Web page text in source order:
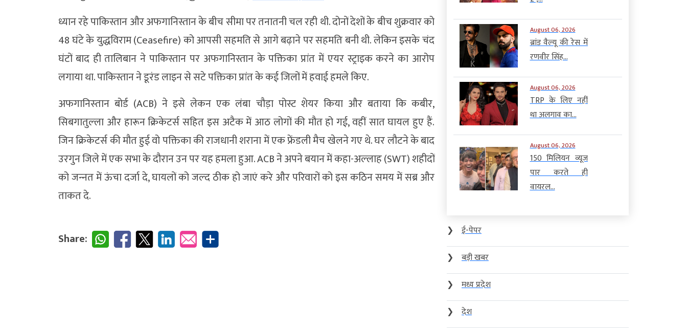
ध्यान रहे पाकिस्तान और अफगानिस्तान के बीच सीमा पर तनातनी चल रही थी. दोनों देशों के बीच शुक्रवार को
48 घंटे के युद्धविराम (Ceasefire) को आपसी सहमति से आगे बढ़ाने पर सहमति बनी थी. लेकिन इसके चंद
घंटों बाद ही तालिबान ने पाकिस्तान पर अफगानिस्तान के पक्तिका प्रांत में एयर स्ट्राइक करने का आरोप
लगाया था. पाकिस्तान ने डूरंड लाइन से सटे पक्तिका प्रांत के कई जिलों में हवाई हमले किए.
अफगानिस्‍तान बोर्ड (ACB) ने इसे लेकन एक लंबा चौड़ा पोस्ट शेयर किया और बताया कि कबीर,
सिबगातुल्‍ला और हारून क्रिकेटर्स सह‍ित इस अटैक में आठ लोगों की मौत हो गई, वहीं सात घायल हुए हैं.
जिन क्रिकेटर्स की मौत हुई वो पक्तिका की राजधानी शराना में एक फ्रेंडली मैच खेलने गए थे. घर लौटने के बाद
उरगुन जिले में एक सभा के दौरान उन पर यह हमला हुआ. ACB ने अपने बयान में कहा-अल्‍लाह (SWT) शहीदों
को जन्‍नत में ऊंचा दर्जा दे, घायलों को जल्‍द ठीक हो जाएं करे और परिवारों को इस कठिन समय में सब्र और
ताकत दे.
Share:
August 06, 2026
ब्रांड वैल्यू की रेस में
रणवीर सिंह...
August 06, 2026
TRP के लिए नहीं
था अलगाव का...
August 06, 2026
150 मिलियन व्यूज
पार करते ही
वायरल...
❯
ई-पेपर
❯
बड़ी खबर
❯
मध्य प्रदेश
❯
देश